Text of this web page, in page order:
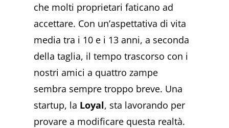
che molti proprietari faticano ad
accettare. Con un’aspettativa di vita
media tra i 10 e i 13 anni, a seconda
della taglia, il tempo trascorso con i
nostri amici a quattro zampe
sembra sempre troppo breve. Una
startup, la Loyal, sta lavorando per
provare a modificare questa realtà.